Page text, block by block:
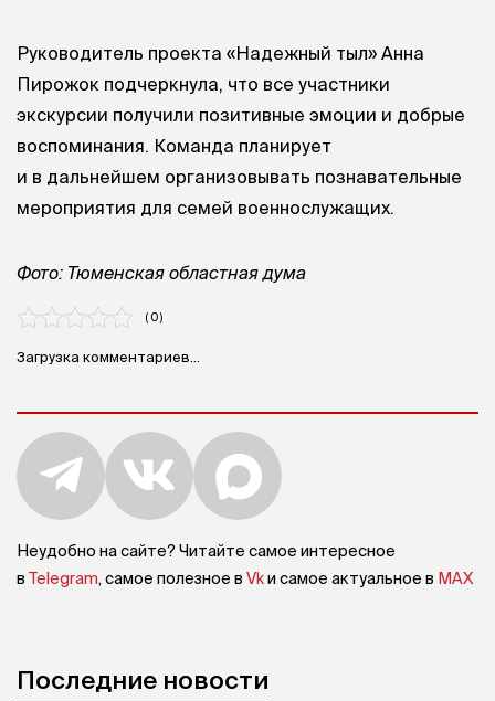
Руководитель проекта «Надежный тыл» Анна
Пирожок подчеркнула, что все участники
экскурсии получили позитивные эмоции и добрые
воспоминания. Команда планирует
и в дальнейшем организовывать познавательные
мероприятия для семей военнослужащих.
Фото: Тюменская областная дума
( 0 )
Загрузка комментариев...
Неудобно на сайте? Читайте самое интересное
в Telegram, самое полезное в Vkи самое актуальное в MAX
Последние новости